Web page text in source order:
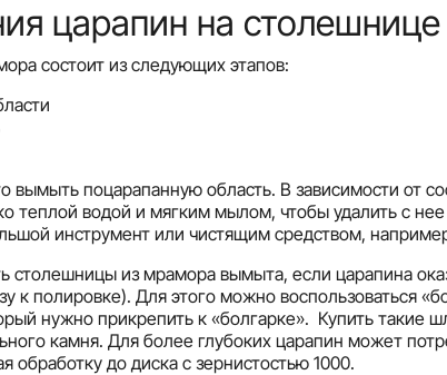
царапин на
состоит из следующих этапов:
вымыть поцарапанную область. В зависимости от
теплой водой и мягким мылом, чтобы удалить с
инструмент или чистящим средством,
столешницы из мрамора вымыта, если царапина
к полировке). Для этого можно воспользоваться
нужно прикрепить к «болгарке». Купить
камня. Для более глубоких царапин может
обработку до диска с зернистостью 1000.